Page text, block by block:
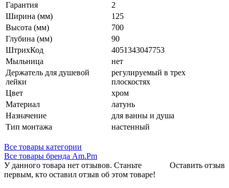
Гарантия
2
Ширина (мм)
125
Высота (мм)
700
Глубина (мм)
90
ШтрихКод
4051343047753
Мыльница
нет
Держатель для душевой
лейки
регулируемый в трех
плоскостях
Цвет
хром
Материал
латунь
Назначение
для ванны и душа
Тип монтажа
настенный
Все товары категории
Все товары бренда Am.Pm
Оставить отзыв
У данного товара нет отзывов. Станьте
первым, кто оставил отзыв об этом товаре!